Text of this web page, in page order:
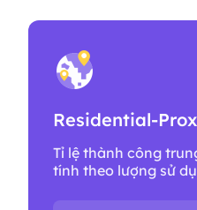
Residential-
Tỉ lệ thành công
tính theo lượng sử